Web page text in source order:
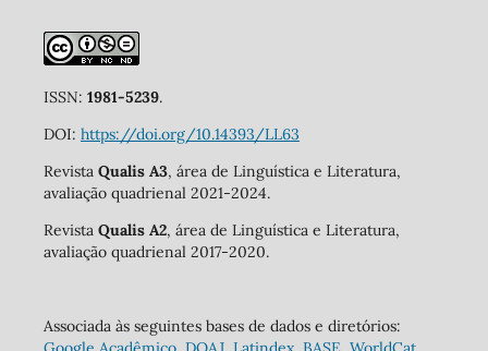
ISSN: 1981-5239.
DOI: https://doi.org/10.14393/LL63
Revista Qualis A3, área de Linguística e Literatura,
avaliação quadrienal 2021-2024.
Revista Qualis A2, área de Linguística e Literatura,
avaliação quadrienal 2017-2020.
Associada às seguintes bases de dados e diretórios: